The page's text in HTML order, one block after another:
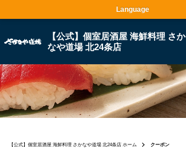
【公式】個室居酒屋 海鮮料理 さか
なや道場 北24条店
【公式】個室居酒屋 海鮮料理 さかなや道場 北24条店 ホーム クーポン
Language